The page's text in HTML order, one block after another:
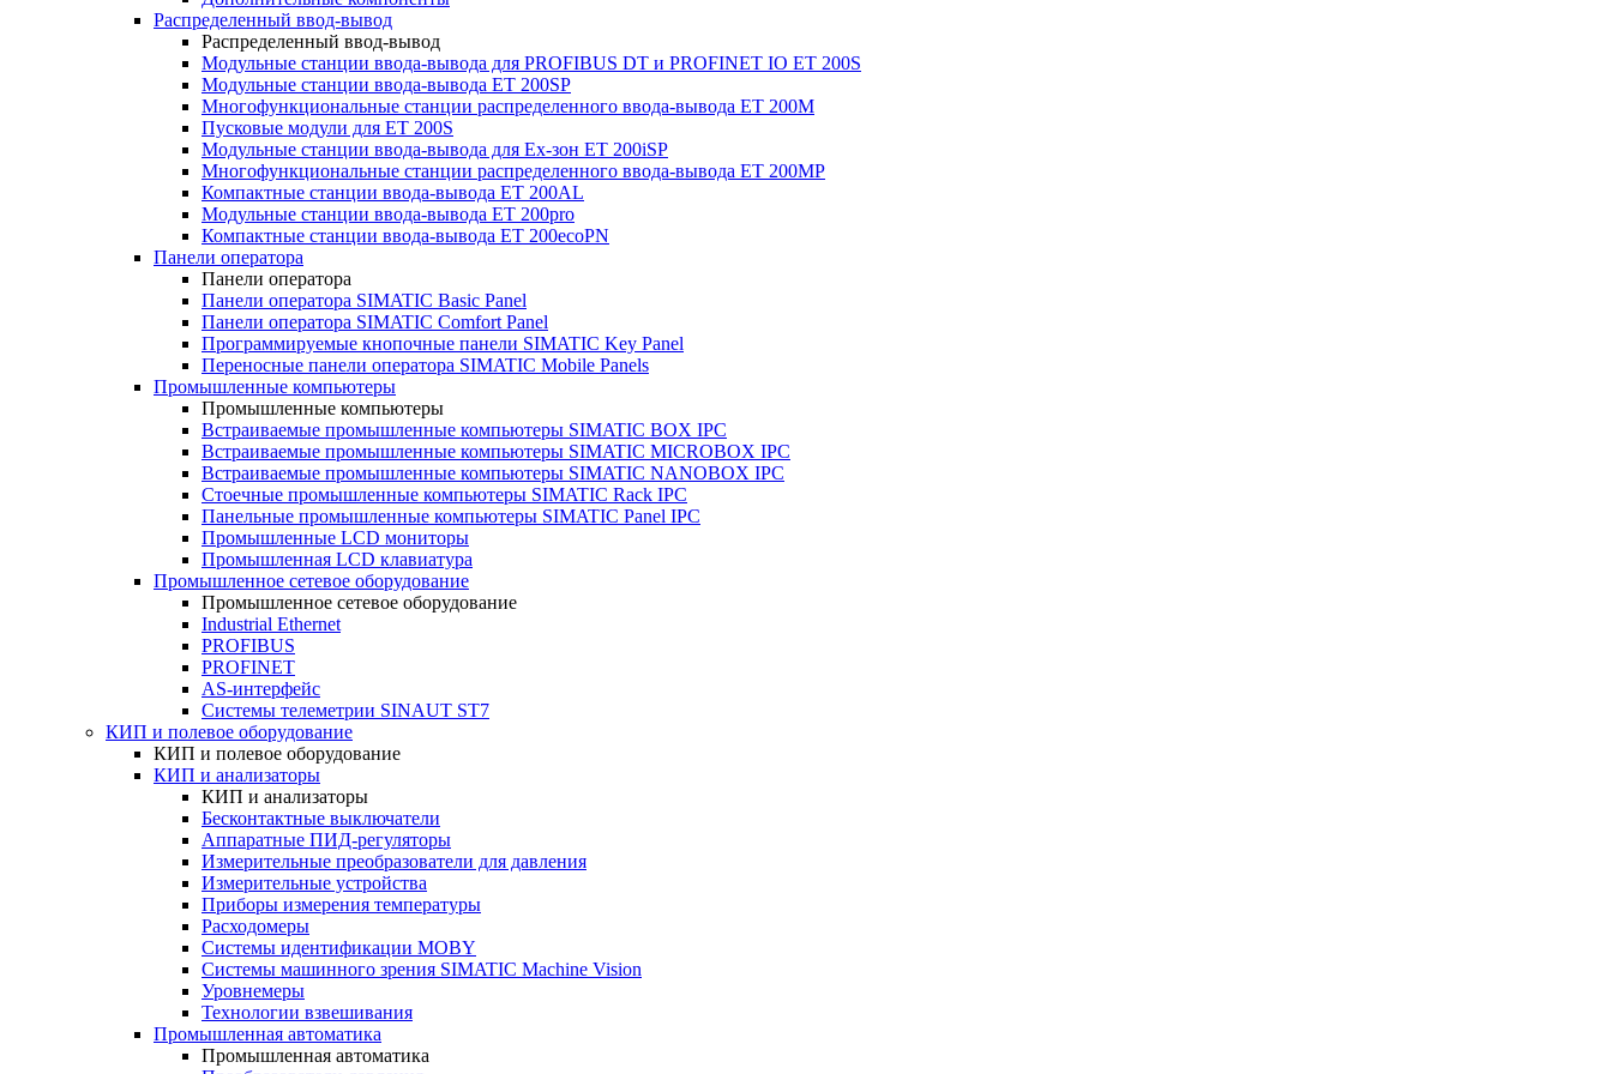
Распределенный ввод-вывод
Распределенный ввод-вывод
Модульные станции ввода-вывода для PROFIBUS DT и PROFINET IO ET 200S
Модульные станции ввода-вывода ET 200SP
Многофункциональные станции распределенного ввода-вывода ET 200M
Пусковые модули для ET 200S
Модульные станции ввода-вывода для Ex-зон ET 200iSP
Многофункциональные станции распределенного ввода-вывода ET 200MP
Компактные станции ввода-вывода ET 200AL
Модульные станции ввода-вывода ET 200pro
Компактные станции ввода-вывода ET 200ecoPN
Панели оператора
Панели оператора
Панели оператора SIMATIC Basic Panel
Панели оператора SIMATIC Comfort Panel
Программируемые кнопочные панели SIMATIC Key Panel
Переносные панели оператора SIMATIC Mobile Panels
Промышленные компьютеры
Промышленные компьютеры
Встраиваемые промышленные компьютеры SIMATIC BOX IPC
Встраиваемые промышленные компьютеры SIMATIC MICROBOX IPC
Встраиваемые промышленные компьютеры SIMATIC NANOBOX IPC
Стоечные промышленные компьютеры SIMATIC Rack IPC
Панельные промышленные компьютеры SIMATIC Panel IPC
Промышленные LCD мониторы
Промышленная LCD клавиатура
Промышленное сетевое оборудование
Промышленное сетевое оборудование
Industrial Ethernet
PROFIBUS
PROFINET
AS-интерфейс
Системы телеметрии SINAUT ST7
КИП и полевое оборудование
КИП и полевое оборудование
КИП и анализаторы
КИП и анализаторы
Бесконтактные выключатели
Аппаратные ПИД-регуляторы
Измерительные преобразователи для давления
Измерительные устройства
Приборы измерения температуры
Расходомеры
Системы идентификации MOBY
Системы машинного зрения SIMATIC Machine Vision
Уровнемеры
Технологии взвешивания
Промышленная автоматика
Промышленная автоматика